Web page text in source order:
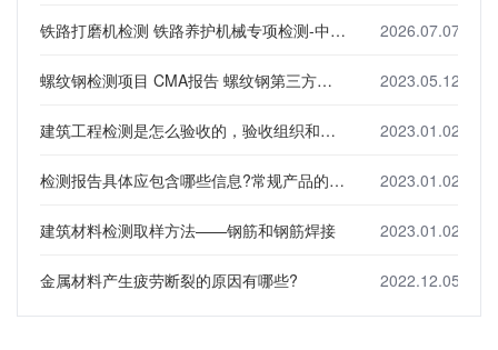
铁路打磨机检测 铁路养护机械专项检测-中钢国检 2026.07.07
螺纹钢检测项目 CMA报告 螺纹钢第三方检测机构 2023.05.12
建筑工程检测是怎么验收的，验收组织和内容是什么? 2023.01.02
检测报告具体应包含哪些信息?常规产品的检测项目有哪些? 2023.01.02
建筑材料检测取样方法——钢筋和钢筋焊接 2023.01.02
金属材料产生疲劳断裂的原因有哪些? 2022.12.05